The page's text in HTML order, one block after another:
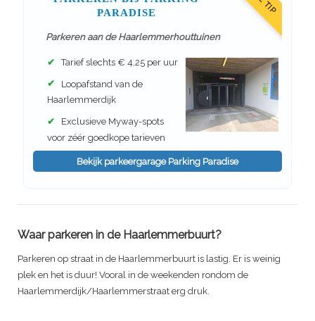
PARADISE
Parkeren aan de Haarlemmerhouttuinen
✔ Tarief slechts € 4,25 per uur
✔
Loopafstand van de
Haarlemmerdijk
✔
Exclusieve Myway-spots
voor zéér goedkope tarieven
Bekijk parkeergarage Parking Paradise
Waar parkeren in de Haarlemmerbuurt?
Parkeren op straat in de Haarlemmerbuurt is lastig. Er is weinig
plek en het is duur! Vooral in de weekenden rondom de
Haarlemmerdijk/Haarlemmerstraat erg druk.